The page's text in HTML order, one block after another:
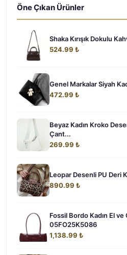
Öne Çıkan Ürünler
Shaka Kırışık Dokulu
524.99 ₺
Genel Markalar Siyah
472.99 ₺
Beyaz Kadın Kroko
Çant...
269.99 ₺
Leopar Desenli PU Deri
890.99 ₺
Fossil Bordo Kadın El ve
05FO25K5086
1,138.99 ₺